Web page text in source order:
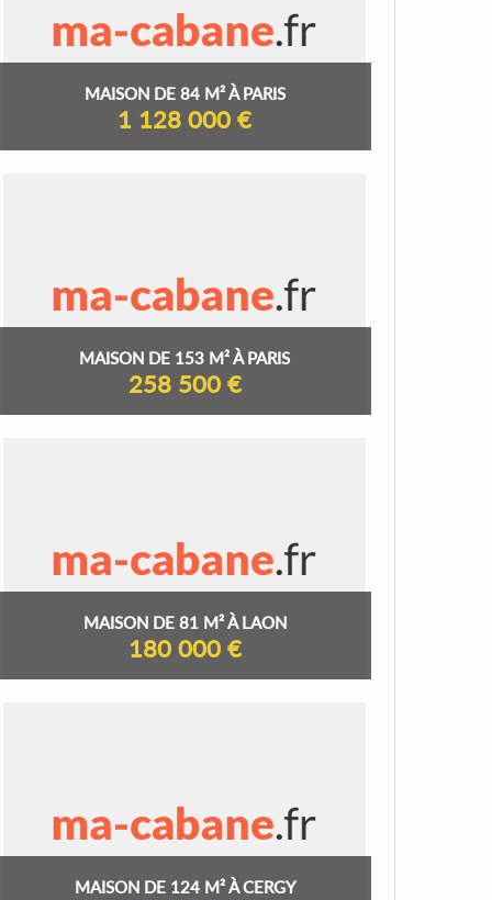
MAISON DE 84 M² À PARIS
1 128 000 €
MAISON DE 153 M² À PARIS
258 500 €
MAISON DE 81 M² À LAON
180 000 €
MAISON DE 124 M² À CERGY